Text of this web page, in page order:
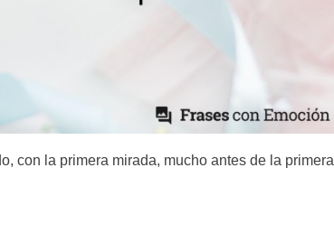
con la primera mirada, mucho antes de la primera